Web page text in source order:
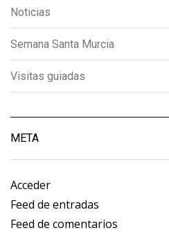
Noticias
Semana Santa Murcia
Visitas guiadas
META
Acceder
Feed de entradas
Feed de comentarios